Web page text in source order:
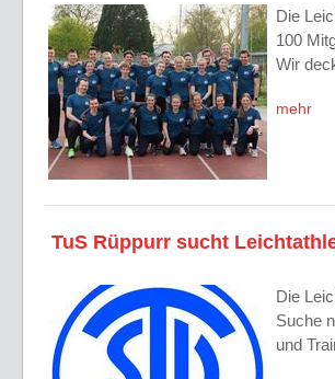
Die
100
Wir
mehr
TuS Rüppurr sucht
Die
Suche
und